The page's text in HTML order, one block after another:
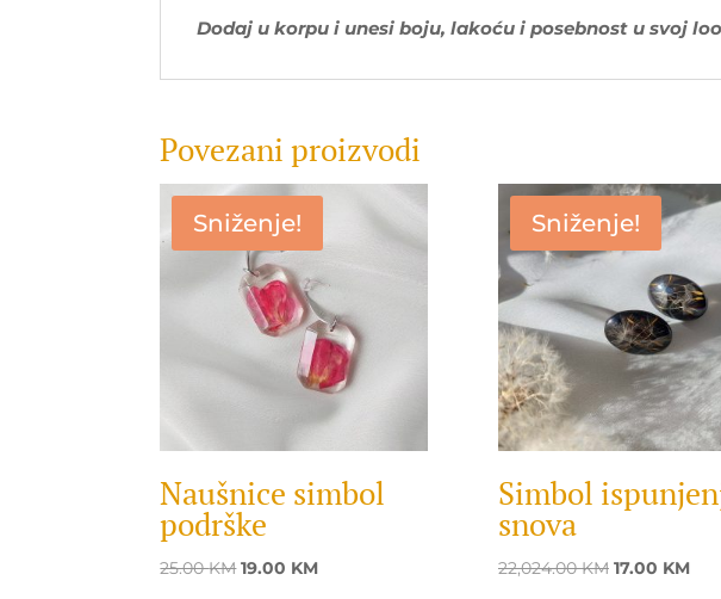
Dodaj u korpu i unesi boju, lakoću i posebnost u svoj
Povezani proizvodi
Sniženje!
Naušnice simbol
podrške
25.00KMOriginal
19.00 KMCurrent
Sniženje!
Simbol
snova
22,024.00KM Original
17.00 KM